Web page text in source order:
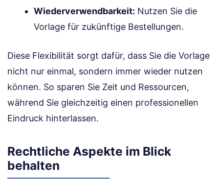
Wiederverwendbarkeit: Nutzen Sie die
Vorlage für zukünftige Bestellungen.
Diese Flexibilität sorgt dafür, dass Sie die Vorlage
nicht nur einmal, sondern immer wieder nutzen
können. So sparen Sie Zeit und Ressourcen,
während Sie gleichzeitig einen professionellen
Eindruck hinterlassen.
Rechtliche Aspekte im Blick
behalten